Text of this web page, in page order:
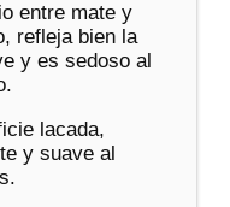
entre mate y
refleja bien la
y es sedoso al
lacada,
y suave al